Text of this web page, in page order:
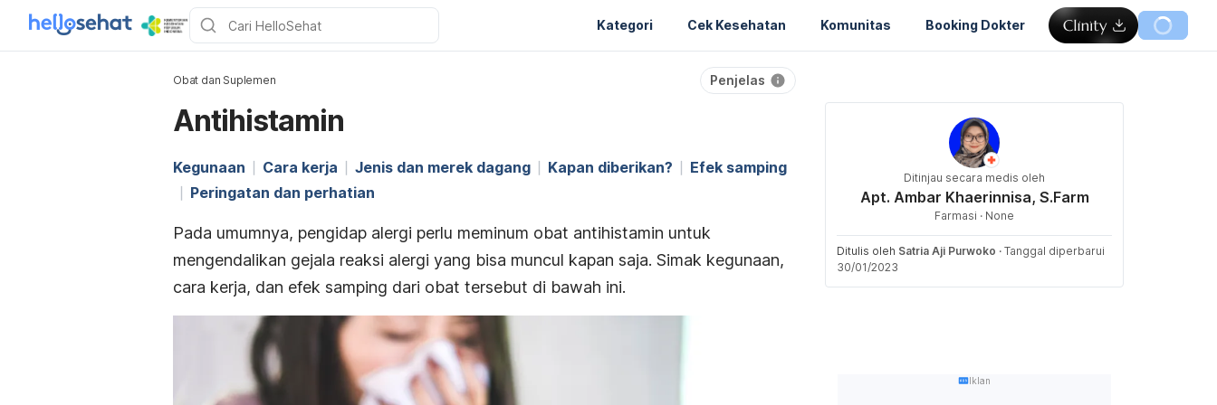
Kategori Cek Kesehatan Komunitas Booking Dokter
Obat dan Suplemen Penjelas
Antihistamin
Kegunaan Cara kerja Jenis dan merek dagang Kapan diberikan?
Efek samping
Peringatan dan perhatian
Pada umumnya, pengidap alergi perlu meminum obat antihistamin untuk
mengendalikan gejala reaksi alergi yang bisa muncul kapan saja. Simak kegunaan,
cara kerja, dan efek samping dari obat tersebut di bawah ini.
Ditinjau secara medis oleh
Apt. Ambar Khaerinnisa, S.Farm
Farmasi · None
Ditulis oleh Satria Aji Purwoko · Tanggal diperbarui
30/01/2023
Iklan